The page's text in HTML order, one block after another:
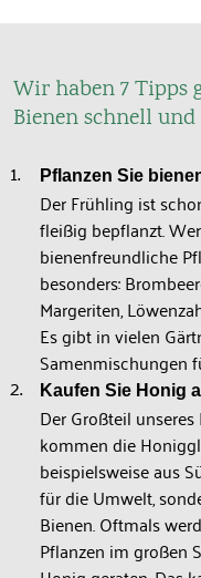
Wir haben 7 Tipps
Bienen schnell
Pflanzen Sie
Der Frühling ist
fleißig bepflanzt.
bienenfreundliche
besonders:
Margeriten,
Es gibt in vielen
Samenmischungen
Kaufen Sie Honig
Der Großteil
kommen die
beispielsweise aus
für die Umwelt,
Bienen. Oftmals
Pflanzen im großen